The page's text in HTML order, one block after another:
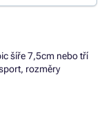
šíře 7,5cm nebo tří
rozměry